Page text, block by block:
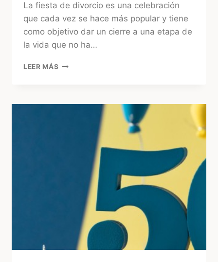
La fiesta de divorcio es una celebración
que cada vez se hace más popular y tiene
como objetivo dar un cierre a una etapa de
la vida que no ha…
LEER MÁS FIESTA
EVENTO